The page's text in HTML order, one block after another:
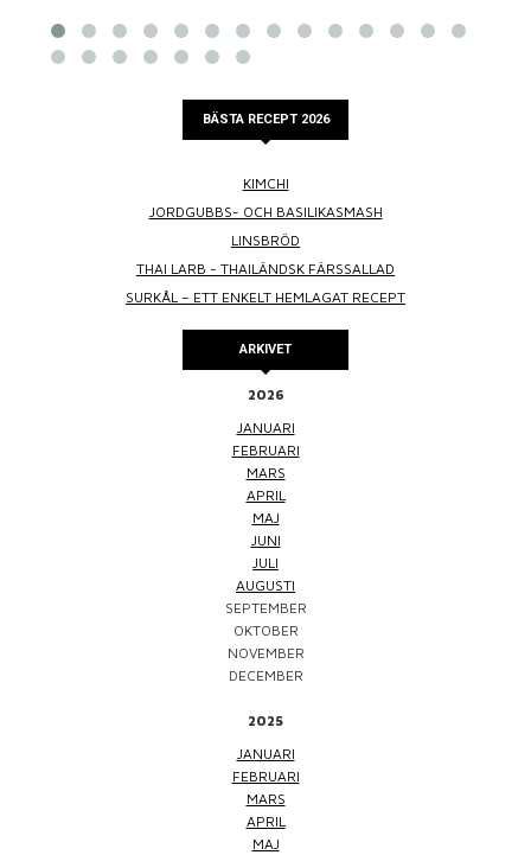
BÄSTA RECEPT 2026
KIMCHI
JORDGUBBS- OCH BASILIKASMASH
LINSBRÖD
THAI LARB - THAILÄNDSK FÄRSSALLAD
SURKÅL – ETT ENKELT HEMLAGAT RECEPT
ARKIVET
2026
JANUARI
FEBRUARI
MARS
APRIL
MAJ
JUNI
JULI
AUGUSTI
SEPTEMBER
OKTOBER
NOVEMBER
DECEMBER
2025
JANUARI
FEBRUARI
MARS
APRIL
MAJ